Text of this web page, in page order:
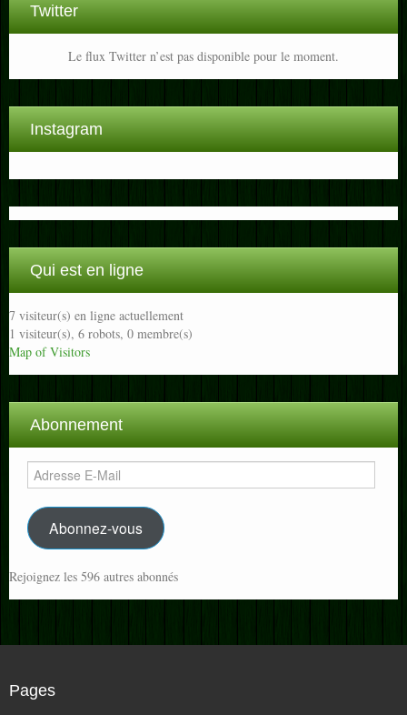
Twitter
Le flux Twitter n’est pas disponible pour le moment.
Instagram
Qui est en ligne
7 visiteur(s) en ligne actuellement
1 visiteur(s), 6 robots, 0 membre(s)
Map of Visitors
Abonnement
Adresse
E-
Mail
Abonnez-vous
Rejoignez les 596 autres abonnés
Pages